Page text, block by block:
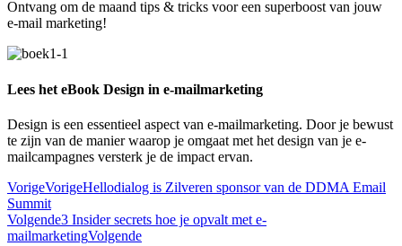
Ontvang om de maand tips & tricks voor een superboost van jouw
e-mail marketing!
Lees het eBook Design in e-mailmarketing
Design is een essentieel aspect van e-mailmarketing. Door je bewust
te zijn van de manier waarop je omgaat met het design van je e-
mailcampagnes versterk je de impact ervan.
VorigeVorigeHellodialog is Zilveren sponsor van de DDMA Email
Summit
Volgende3 Insider secrets hoe je opvalt met e-
mailmarketingVolgende